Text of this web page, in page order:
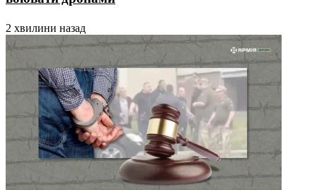
2 хвилини назад